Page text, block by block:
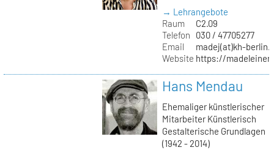
→ Lehrangebote
Raum
C2.09
Telefon
030 / 47705277
Email
madej(at)kh-
Website https://
Hans Mendau
Ehemaliger künstlerischer
Mitarbeiter Künstlerisch
Gestalterische Grundlagen
(1942 - 2014)